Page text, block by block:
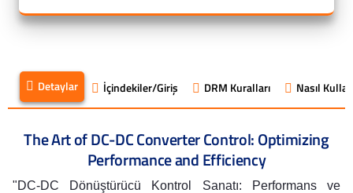
Detaylar İçindekiler/Giriş DRM Kuralları Nasıl
The Art of DC-DC Converter Control: Optimizing
Performance and Efficiency
"DC-DC Dönüştürücü Kontrol Sanatı: Performans ve